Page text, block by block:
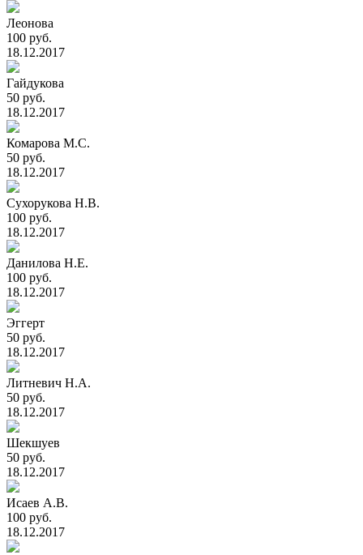
Леонова
100 руб.
18.12.2017
Гайдукова
50 руб.
18.12.2017
Комарова М.С.
50 руб.
18.12.2017
Сухорукова Н.В.
100 руб.
18.12.2017
Данилова Н.Е.
100 руб.
18.12.2017
Эггерт
50 руб.
18.12.2017
Литневич Н.А.
50 руб.
18.12.2017
Шекшуев
50 руб.
18.12.2017
Исаев А.В.
100 руб.
18.12.2017